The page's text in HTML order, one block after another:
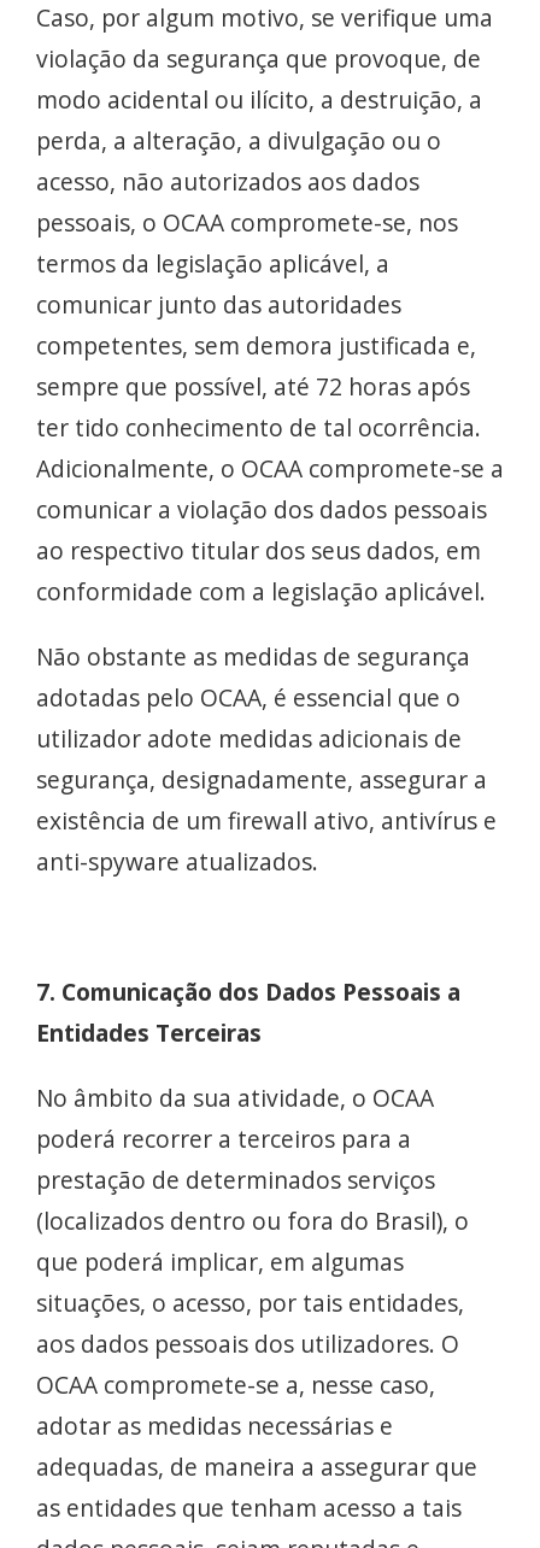
Caso, por algum motivo, se verifique uma
violação da segurança que provoque, de
modo acidental ou ilícito, a destruição, a
perda, a alteração, a divulgação ou o
acesso, não autorizados aos dados
pessoais, o OCAA compromete-se, nos
termos da legislação aplicável, a
comunicar junto das autoridades
competentes, sem demora justificada e,
sempre que possível, até 72 horas após
ter tido conhecimento de tal ocorrência.
Adicionalmente, o OCAA compromete-se a
comunicar a violação dos dados pessoais
ao respectivo titular dos seus dados, em
conformidade com a legislação aplicável.
Não obstante as medidas de segurança
adotadas pelo OCAA, é essencial que o
utilizador adote medidas adicionais de
segurança, designadamente, assegurar a
existência de um firewall ativo, antivírus e
anti-spyware atualizados.
7. Comunicação dos Dados Pessoais a
Entidades Terceiras
No âmbito da sua atividade, o OCAA
poderá recorrer a terceiros para a
prestação de determinados serviços
(localizados dentro ou fora do Brasil), o
que poderá implicar, em algumas
situações, o acesso, por tais entidades,
aos dados pessoais dos utilizadores. O
OCAA compromete-se a, nesse caso,
adotar as medidas necessárias e
adequadas, de maneira a assegurar que
as entidades que tenham acesso a tais